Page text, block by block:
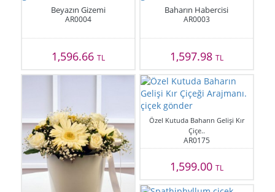
Beyazın Gizemi
AR0004
1,596.66TL
Baharın Habercisi
AR0003
1,597.98 TL
Özel Kutuda Baharın Gelişi Kır
Çiçe..
AR0175
1,599.00 TL